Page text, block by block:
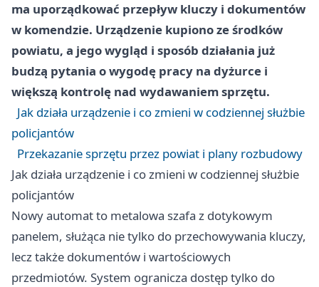
ma uporządkować przepływ kluczy i dokumentów
w komendzie. Urządzenie kupiono ze środków
powiatu, a jego wygląd i sposób działania już
budzą pytania o wygodę pracy na dyżurce i
większą kontrolę nad wydawaniem sprzętu.
Jak działa urządzenie i co zmieni w codziennej służbie
policjantów
Przekazanie sprzętu przez powiat i plany rozbudowy
Jak działa urządzenie i co zmieni w codziennej służbie
policjantów
Nowy automat to metalowa szafa z dotykowym
panelem, służąca nie tylko do przechowywania kluczy,
lecz także dokumentów i wartościowych
przedmiotów. System ogranicza dostęp tylko do